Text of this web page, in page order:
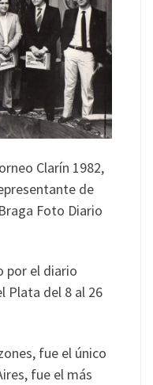
Clarín 1982,
de
Foto Diario
por el diario
Plata del 8 al 26
fue el único
fue el más